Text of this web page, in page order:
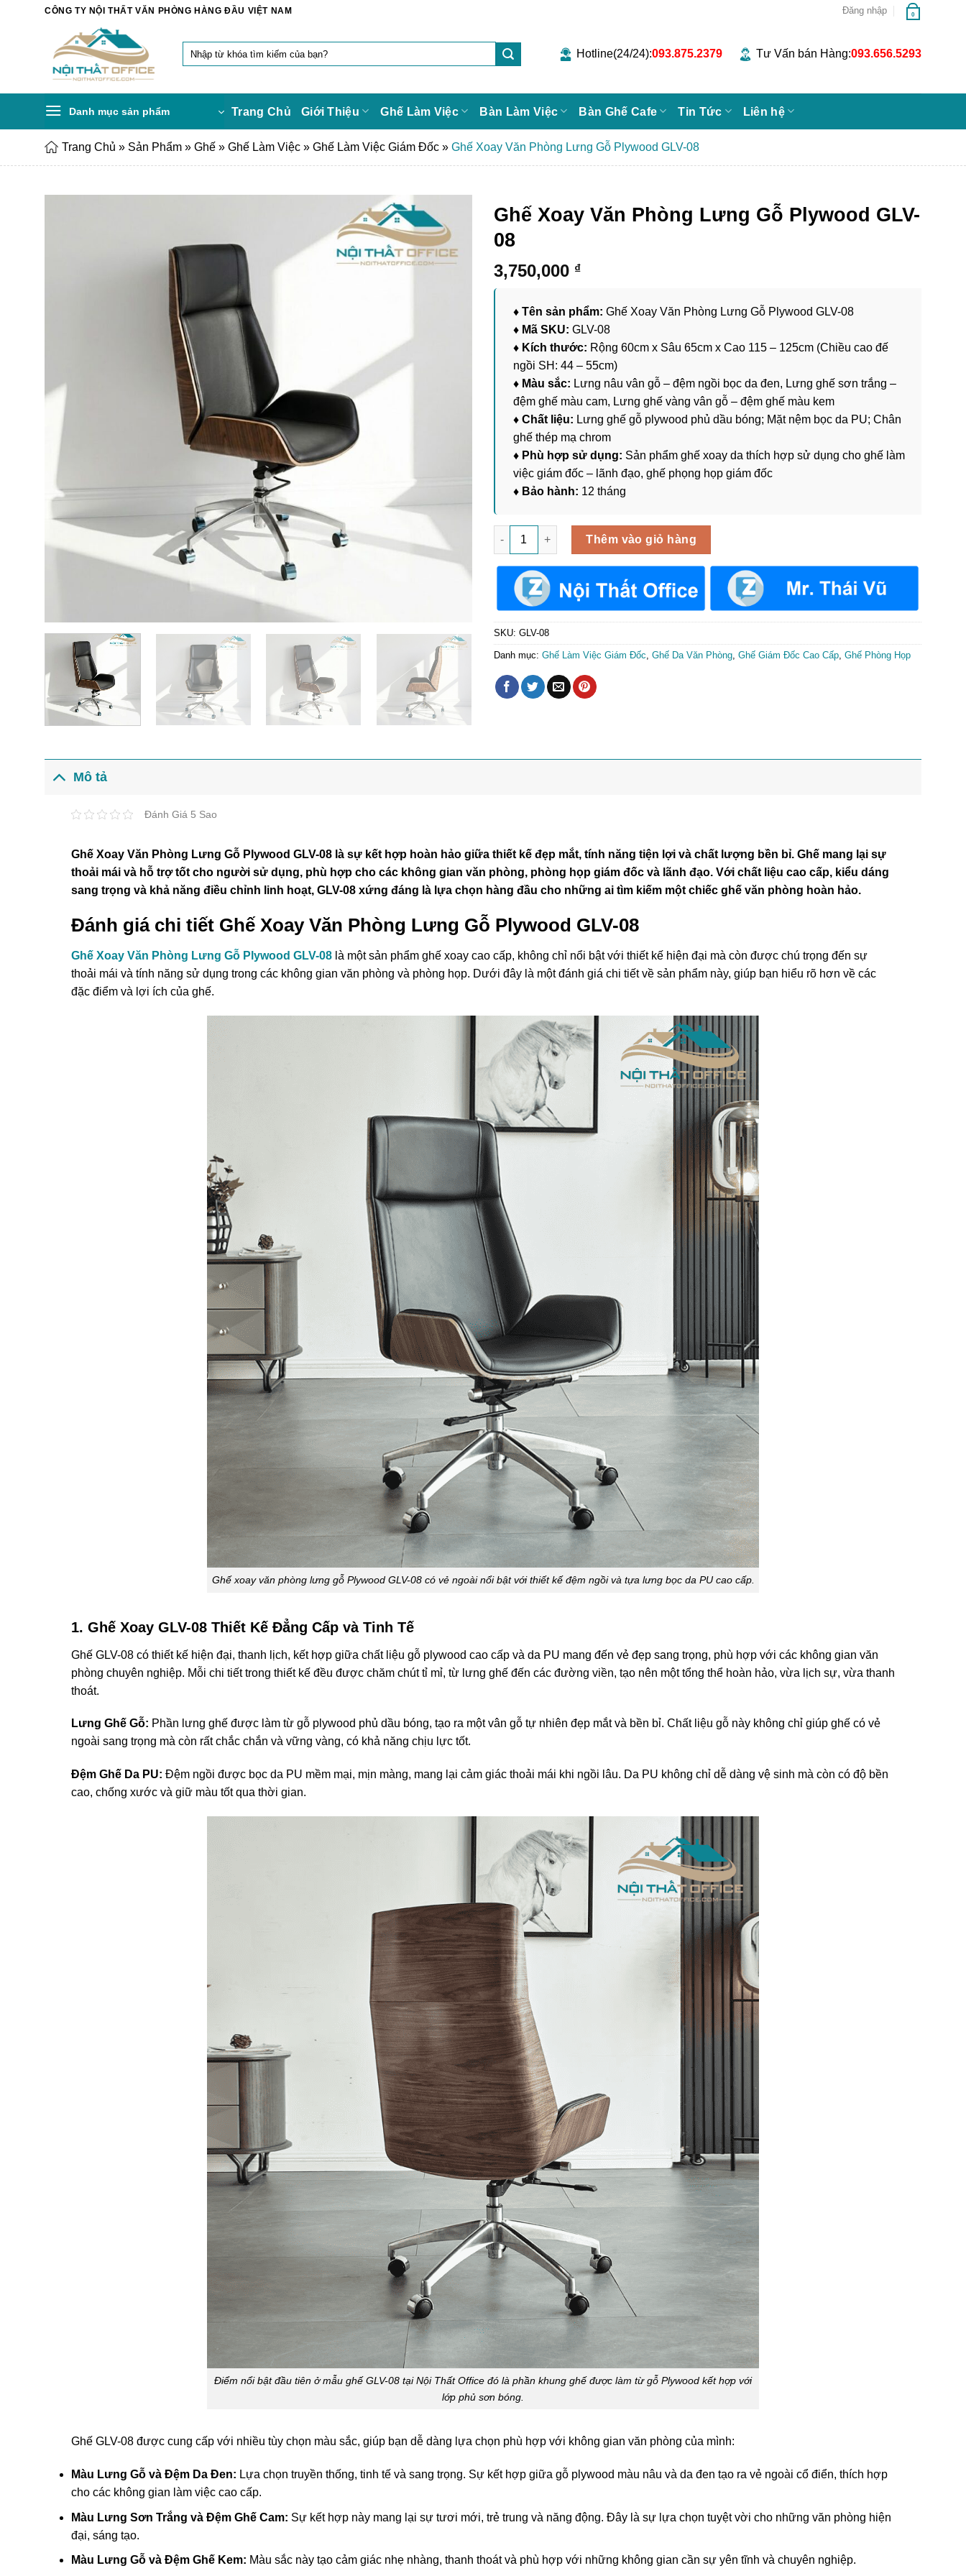
CÔNG TY NỘI THẤT VĂN PHÒNG HÀNG ĐẦU VIỆT NAM Đăng nhập 0
kiếm:
Hotline(24/24):093.875.2379 Tư Vấn bán Hàng:093.656.5293
Danh mục sản phẩm Trang Chủ Giới Thiệu Ghế Làm Việc Bàn Làm Việc Bàn Ghế Cafe Tin Tức Liên hệ
Trang Chủ » Sản Phẩm » Ghế » Ghế Làm Việc » Ghế Làm Việc Giám Đốc » Ghế Xoay Văn Phòng Lưng Gỗ Plywood GLV-08
Ghế Xoay Văn Phòng Lưng Gỗ Plywood GLV-
08
3,750,000 ₫
♦ Tên sản phẩm: Ghế Xoay Văn Phòng Lưng Gỗ Plywood GLV-08
♦ Mã SKU: GLV-08
♦ Kích thước: Rộng 60cm x Sâu 65cm x Cao 115 – 125cm (Chiều cao đế
ngồi SH: 44 – 55cm)
♦ Màu sắc: Lưng nâu vân gỗ – đệm ngồi bọc da đen, Lưng ghế sơn trắng –
đệm ghế màu cam, Lưng ghế vàng vân gỗ – đệm ghế màu kem
♦ Chất liệu: Lưng ghế gỗ plywood phủ dầu bóng; Mặt nệm bọc da PU; Chân
ghế thép mạ chrom
♦ Phù hợp sử dụng: Sản phẩm ghế xoay da thích hợp sử dụng cho ghế làm
việc giám đốc – lãnh đạo, ghế phọng họp giám đốc
♦ Bảo hành: 12 tháng
Ghế Xoay Văn Phòng Lưng Gỗ Plywood GLV-08 số lượng
Thêm vào giỏ hàng
SKU: GLV-08
Danh mục: Ghế Làm Việc Giám Đốc Ghế Da Văn Phòng Ghế Giám Đốc Cao Cấp Ghế Phòng Họp
Mô tả
Đánh Giá 5 Sao
Ghế Xoay Văn Phòng Lưng Gỗ Plywood GLV-08 là sự kết hợp hoàn hảo giữa thiết kế đẹp mắt, tính năng tiện lợi và chất lượng bền bỉ. Ghế mang lại sự
thoải mái và hỗ trợ tốt cho người sử dụng, phù hợp cho các không gian văn phòng, phòng họp giám đốc và lãnh đạo. Với chất liệu cao cấp, kiểu dáng
sang trọng và khả năng điều chỉnh linh hoạt, GLV-08 xứng đáng là lựa chọn hàng đầu cho những ai tìm kiếm một chiếc ghế văn phòng hoàn hảo.
Đánh giá chi tiết Ghế Xoay Văn Phòng Lưng Gỗ Plywood GLV-08
Ghế Xoay Văn Phòng Lưng Gỗ Plywood GLV-08là một sản phẩm ghế xoay cao cấp, không chỉ nổi bật với thiết kế hiện đại mà còn được chú trọng đến sự
thoải mái và tính năng sử dụng trong các không gian văn phòng và phòng họp. Dưới đây là một đánh giá chi tiết về sản phẩm này, giúp bạn hiểu rõ hơn về các
đặc điểm và lợi ích của ghế.
Ghế xoay văn phòng lưng gỗ Plywood GLV-08 có vẻ ngoài nổi bật với thiết kế đệm ngồi và tựa lưng bọc da PU cao cấp.
1. Ghế Xoay GLV-08 Thiết Kế Đẳng Cấp và Tinh Tế
Ghế GLV-08 có thiết kế hiện đại, thanh lịch, kết hợp giữa chất liệu gỗ plywood cao cấp và da PU mang đến vẻ đẹp sang trọng, phù hợp với các không gian văn
phòng chuyên nghiệp. Mỗi chi tiết trong thiết kế đều được chăm chút tỉ mỉ, từ lưng ghế đến các đường viền, tạo nên một tổng thể hoàn hảo, vừa lịch sự, vừa thanh
thoát.
Lưng Ghế Gỗ: Phần lưng ghế được làm từ gỗ plywood phủ dầu bóng, tạo ra một vân gỗ tự nhiên đẹp mắt và bền bỉ. Chất liệu gỗ này không chỉ giúp ghế có vẻ
ngoài sang trọng mà còn rất chắc chắn và vững vàng, có khả năng chịu lực tốt.
Đệm Ghế Da PU: Đệm ngồi được bọc da PU mềm mại, mịn màng, mang lại cảm giác thoải mái khi ngồi lâu. Da PU không chỉ dễ dàng vệ sinh mà còn có độ bền
cao, chống xước và giữ màu tốt qua thời gian.
Điểm nổi bật đầu tiên ở mẫu ghế GLV-08 tại Nội Thất Office đó là phần khung ghế được làm từ gỗ Plywood kết hợp với
lớp phủ sơn bóng.
Ghế GLV-08 được cung cấp với nhiều tùy chọn màu sắc, giúp bạn dễ dàng lựa chọn phù hợp với không gian văn phòng của mình:
Màu Lưng Gỗ và Đệm Da Đen: Lựa chọn truyền thống, tinh tế và sang trọng. Sự kết hợp giữa gỗ plywood màu nâu và da đen tạo ra vẻ ngoài cổ điển, thích hợp
cho các không gian làm việc cao cấp.
Màu Lưng Sơn Trắng và Đệm Ghế Cam: Sự kết hợp này mang lại sự tươi mới, trẻ trung và năng động. Đây là sự lựa chọn tuyệt vời cho những văn phòng hiện
đại, sáng tạo.
Màu Lưng Gỗ và Đệm Ghế Kem: Màu sắc này tạo cảm giác nhẹ nhàng, thanh thoát và phù hợp với những không gian cần sự yên tĩnh và chuyên nghiệp.